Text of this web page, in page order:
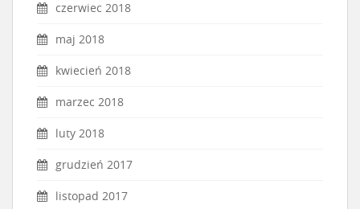
czerwiec 2018
maj 2018
kwiecień 2018
marzec 2018
luty 2018
grudzień 2017
listopad 2017